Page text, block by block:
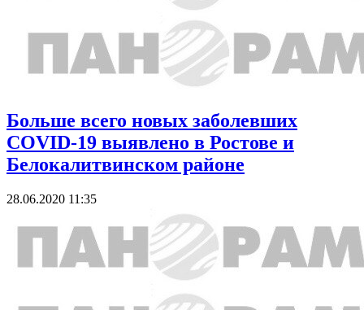
Больше всего новых заболевших
COVID-19 выявлено в Ростове и
Белокалитвинском районе
28.06.2020 11:35